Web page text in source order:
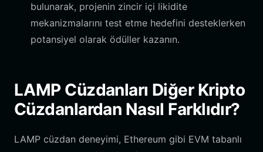
bulunarak, projenin zincir içi likidite
mekanizmalarını test etme hedefini desteklerken
potansiyel olarak ödüller kazanın.
LAMP Cüzdanları Diğer Kripto
Cüzdanlardan Nasıl Farklıdır?
LAMP cüzdan deneyimi, Ethereum gibi EVM tabanlı